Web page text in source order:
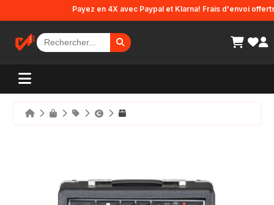
Payez en 4X avec Paypal et Klarna! Frais d'envoi offerts
Panneau de gestion des cookies